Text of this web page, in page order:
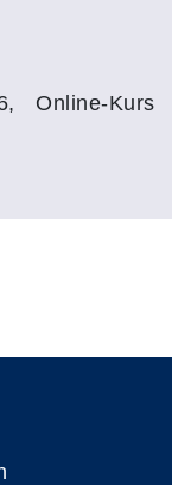
Online-Kurs